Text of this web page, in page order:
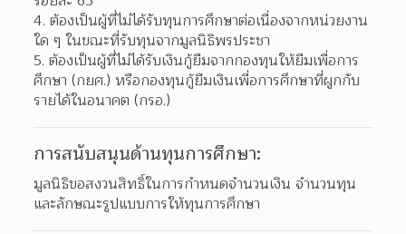
ต้องเป็นผู้ที่ไม่ได้รับทุนการศึกษาต่อเนื่องจากหน่วยงาน
ใด ๆ ในขณะที่รับทุนจากมูลนิธิพรประชา
ต้องเป็นผู้ที่ไม่ได้รับเงินกู้ยืมจากกองทุนให้ยืมเพื่อการ
ศึกษา (กยศ.) หรือกองทุนกู้ยืมเงินเพื่อการศึกษาที่ผูกกับ
รายได้ในอนาคต (กรอ.)
การสนับสนุนด้านทุนการศึกษา:
มูลนิธิขอสงวนสิทธิ์ในการกำหนดจำนวนเงิน จำนวนทุน
และลักษณะรูปแบบการให้ทุนการศึกษา